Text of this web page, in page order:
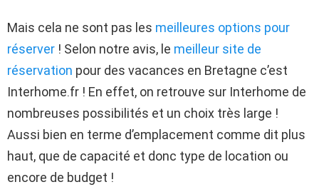
Mais cela ne sont pas les meilleures options pour
réserver ! Selon notre avis, le meilleur site de
réservation pour des vacances en Bretagne c’est
Interhome.fr ! En effet, on retrouve sur Interhome de
nombreuses possibilités et un choix très large !
Aussi bien en terme d’emplacement comme dit plus
haut, que de capacité et donc type de location ou
encore de budget !